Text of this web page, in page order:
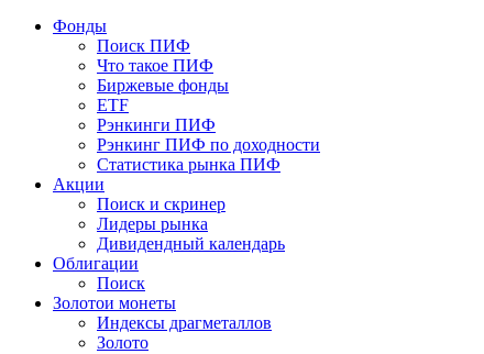
Фонды
Поиск ПИФ
Что такое ПИФ
Биржевые фонды
ETF
Рэнкинги ПИФ
Рэнкинг ПИФ по доходности
Статистика рынка ПИФ
Акции
Поиск и скринер
Лидеры рынка
Дивидендный календарь
Облигации
Поиск
Золотои монеты
Индексы драгметаллов
Золото